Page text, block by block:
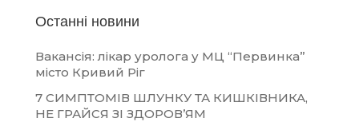
Останні новини
Вакансія: лікар уролога у МЦ “Первинка”
місто Кривий Ріг
7 СИМПТОМІВ ШЛУНКУ ТА КИШКІВНИКА,
НЕ ГРАЙСЯ ЗІ ЗДОРОВ’ЯМ